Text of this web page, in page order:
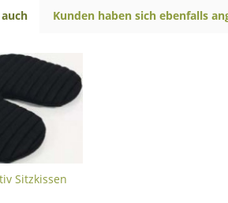
Kunden haben sich ebenfalls
Sitzkissen